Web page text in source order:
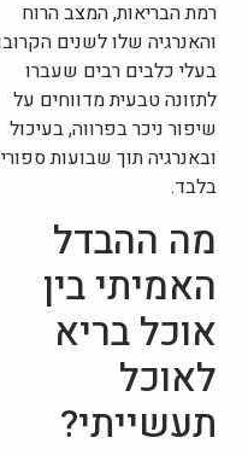
רמת הבריאות, המצב הרוח
והאנרגיה שלו לשנים
בעלי כלבים רבים שעברו
לתזונה טבעית מדווחים על
שיפור ניכר בפרווה, בעיכול
ובאנרגיה תוך שבועות
בלבד.
מה ההבדל
האמיתי בין
אוכל בריא
לאוכל
תעשייתי?